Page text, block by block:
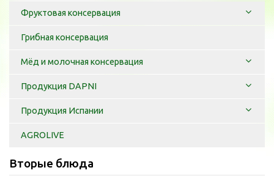
Фруктовая консервация
Грибная консервация
Мёд и молочная консервация
Продукция DAPNI
Продукция Испании
AGROLIVE
Вторые блюда